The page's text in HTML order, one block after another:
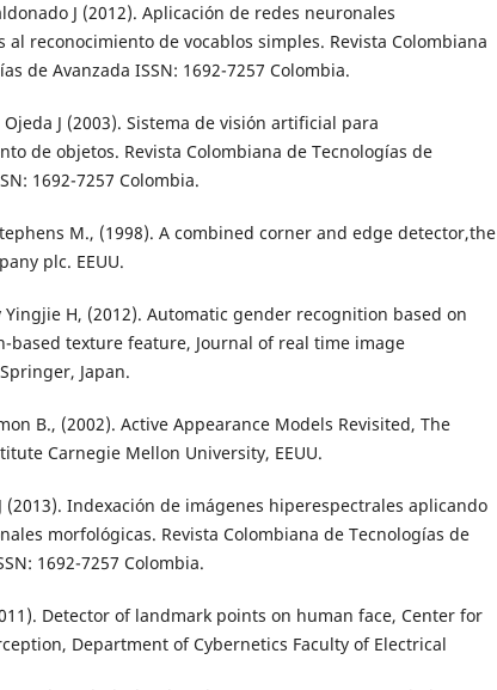
J (2012). Aplicación de redes neuronales
al reconocimiento de vocablos simples. Revista Colombiana
de Avanzada ISSN: 1692-7257 Colombia.
Ojeda J (2003). Sistema de visión artificial para
de objetos. Revista Colombiana de Tecnologías de
1692-7257 Colombia.
M., (1998). A combined corner and edge detector,the
plc. EEUU.
Yingjie H, (2012). Automatic gender recognition based on
based texture feature, Journal of real time image
Japan.
B., (2002). Active Appearance Models Revisited, The
Carnegie Mellon University, EEUU.
(2013). Indexación de imágenes hiperespectrales aplicando
morfológicas. Revista Colombiana de Tecnologías de
1692-7257 Colombia.
Detector of landmark points on human face, Center for
Department of Cybernetics Faculty of Electrical